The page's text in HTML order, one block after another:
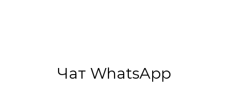
Чат WhatsApp